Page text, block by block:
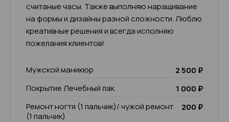
считаные часы. Также выполняю наращивание
на формы и дизайны разной сложности. Люблю
креативные решения и всегда исполняю
пожелания клиентов!
Мужской маникюр
2 500 ₽
Покрытие Лечебный лак
1 000 ₽
Ремонт ногтя (1 пальчик)/ чужой ремонт
(1 пальчик)
200 ₽